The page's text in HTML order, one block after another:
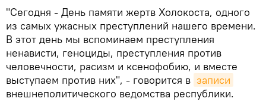
"Сегодня - День памяти жертв Холокоста, одного
из самых ужасных преступлений нашего времени.
В этот день мы вспоминаем преступления
ненависти, геноциды, преступления против
человечности, расизм и ксенофобию, и вместе
выступаем против них", - говорится в записи
внешнеполитического ведомства республики.